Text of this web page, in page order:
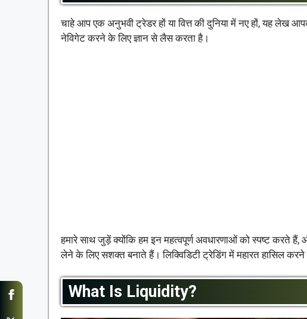
चाहे आप एक अनुभवी ट्रेडर हों या वित्त की दुनिया में नए हों, यह लेख
नेविगेट करने के लिए ज्ञान से लैस करता है।
हमारे साथ जुड़ें क्योंकि हम इन महत्वपूर्ण अवधारणाओं को स्पष्ट करते
लेने के लिए सशक्त बनाते हैं। लिक्विडिटी ट्रेडिंग में महारत हासिल
What Is Liquidity?